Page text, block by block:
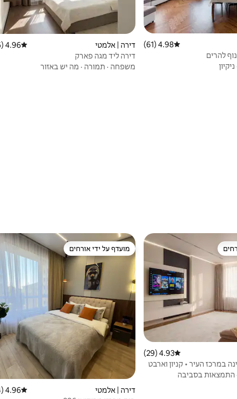
דירוג ממוצע של 4.98 מתוך 5, 61 ביקורות
4.98 (61)
להרים
ניקיון
דירה | אלמטי דירוג ממוצע של 4.96
4.96 (26)
דירה ליד מגה פארק
משפחה · תמורה · מה יש באזור
דירוג ממוצע של 4.93 מתוך 5, 29 ביקורות
4.93 (29)
במרכז העיר • קניון וארבט
התמצאות בסביבה
מועדף על ידי אורחים
מועדף על ידי אורחים
דירה | אלמטי דירוג ממוצע של 4.96
4.96 (54)